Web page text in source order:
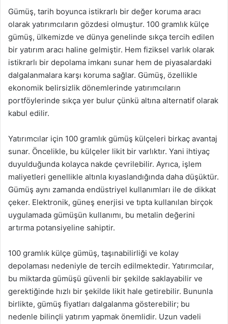
Gümüş, tarih boyunca istikrarlı bir değer koruma aracı
olarak yatırımcıların gözdesi olmuştur. 100 gramlık külçe
gümüş, ülkemizde ve dünya genelinde sıkça tercih edilen
bir yatırım aracı haline gelmiştir. Hem fiziksel varlık olarak
istikrarlı bir depolama imkanı sunar hem de piyasalardaki
dalgalanmalara karşı koruma sağlar. Gümüş, özellikle
ekonomik belirsizlik dönemlerinde yatırımcıların
portföylerinde sıkça yer bulur çünkü altına alternatif olarak
kabul edilir.
Yatırımcılar için 100 gramlık gümüş külçeleri birkaç avantaj
sunar. Öncelikle, bu külçeler likit bir varlıktır. Yani ihtiyaç
duyulduğunda kolayca nakde çevrilebilir. Ayrıca, işlem
maliyetleri genellikle altınla kıyaslandığında daha düşüktür.
Gümüş aynı zamanda endüstriyel kullanımları ile de dikkat
çeker. Elektronik, güneş enerjisi ve tıpta kullanılan birçok
uygulamada gümüşün kullanımı, bu metalin değerini
artırma potansiyeline sahiptir.
100 gramlık külçe gümüş, taşınabilirliği ve kolay
depolaması nedeniyle de tercih edilmektedir. Yatırımcılar,
bu miktarda gümüşü güvenli bir şekilde saklayabilir ve
gerektiğinde hızlı bir şekilde likit hale getirebilir. Bununla
birlikte, gümüş fiyatları dalgalanma gösterebilir; bu
nedenle bilinçli yatırım yapmak önemlidir. Uzun vadeli